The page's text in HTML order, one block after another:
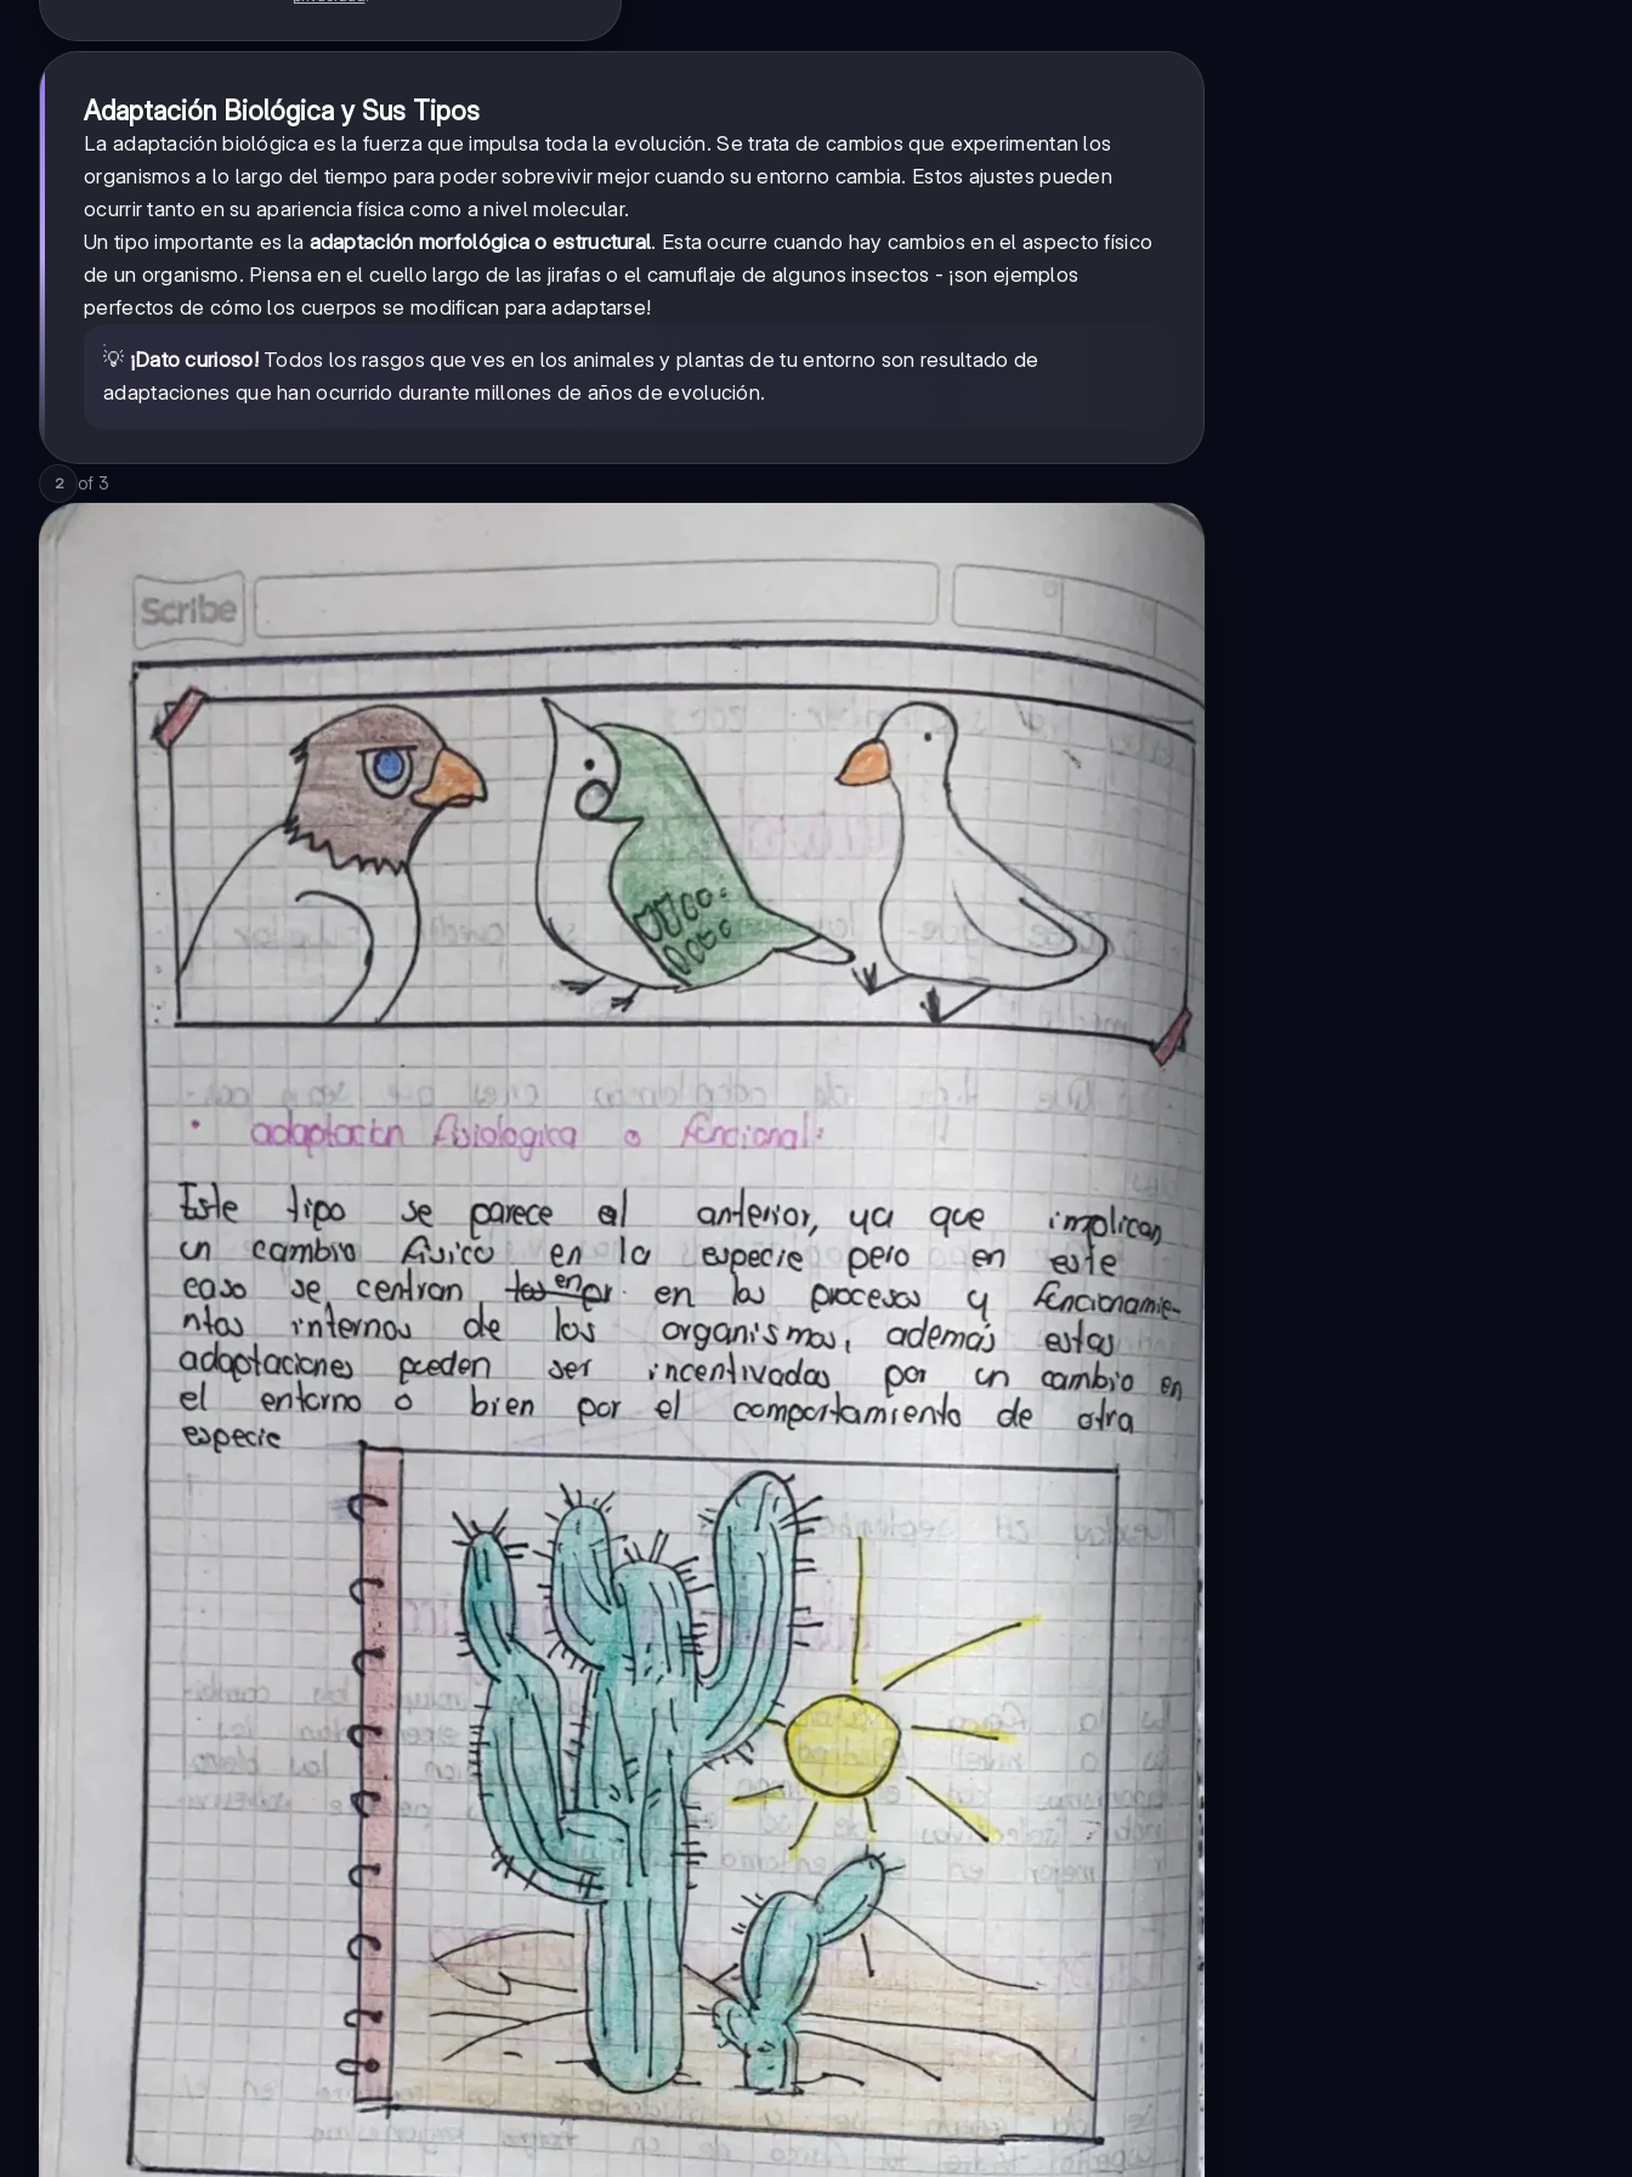
Adaptación Biológica y Sus Tipos
La adaptación biológica es la fuerza que impulsa toda la evolución. Se trata de cambios que experimentan los
organismos a lo largo del tiempo para poder sobrevivir mejor cuando su entorno cambia. Estos ajustes pueden
ocurrir tanto en su apariencia física como a nivel molecular.
Un tipo importante es la adaptación morfológica o estructural. Esta ocurre cuando hay cambios en el aspecto físico
de un organismo. Piensa en el cuello largo de las jirafas o el camuflaje de algunos insectos - ¡son ejemplos
perfectos de cómo los cuerpos se modifican para adaptarse!
💡 ¡Dato curioso!Todos los rasgos que ves en los animales y plantas de tu entorno son resultado de
adaptaciones que han ocurrido durante millones de años de evolución.
2 of 3